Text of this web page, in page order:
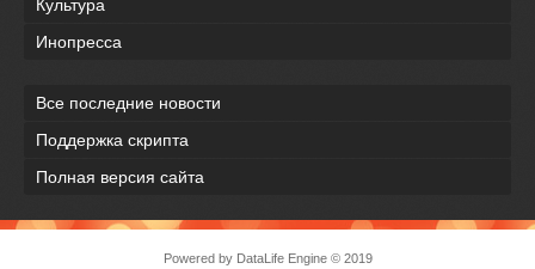
Культура
Инопресса
Все последние новости
Поддержка скрипта
Полная версия сайта
Powered by DataLife Engine© 2019